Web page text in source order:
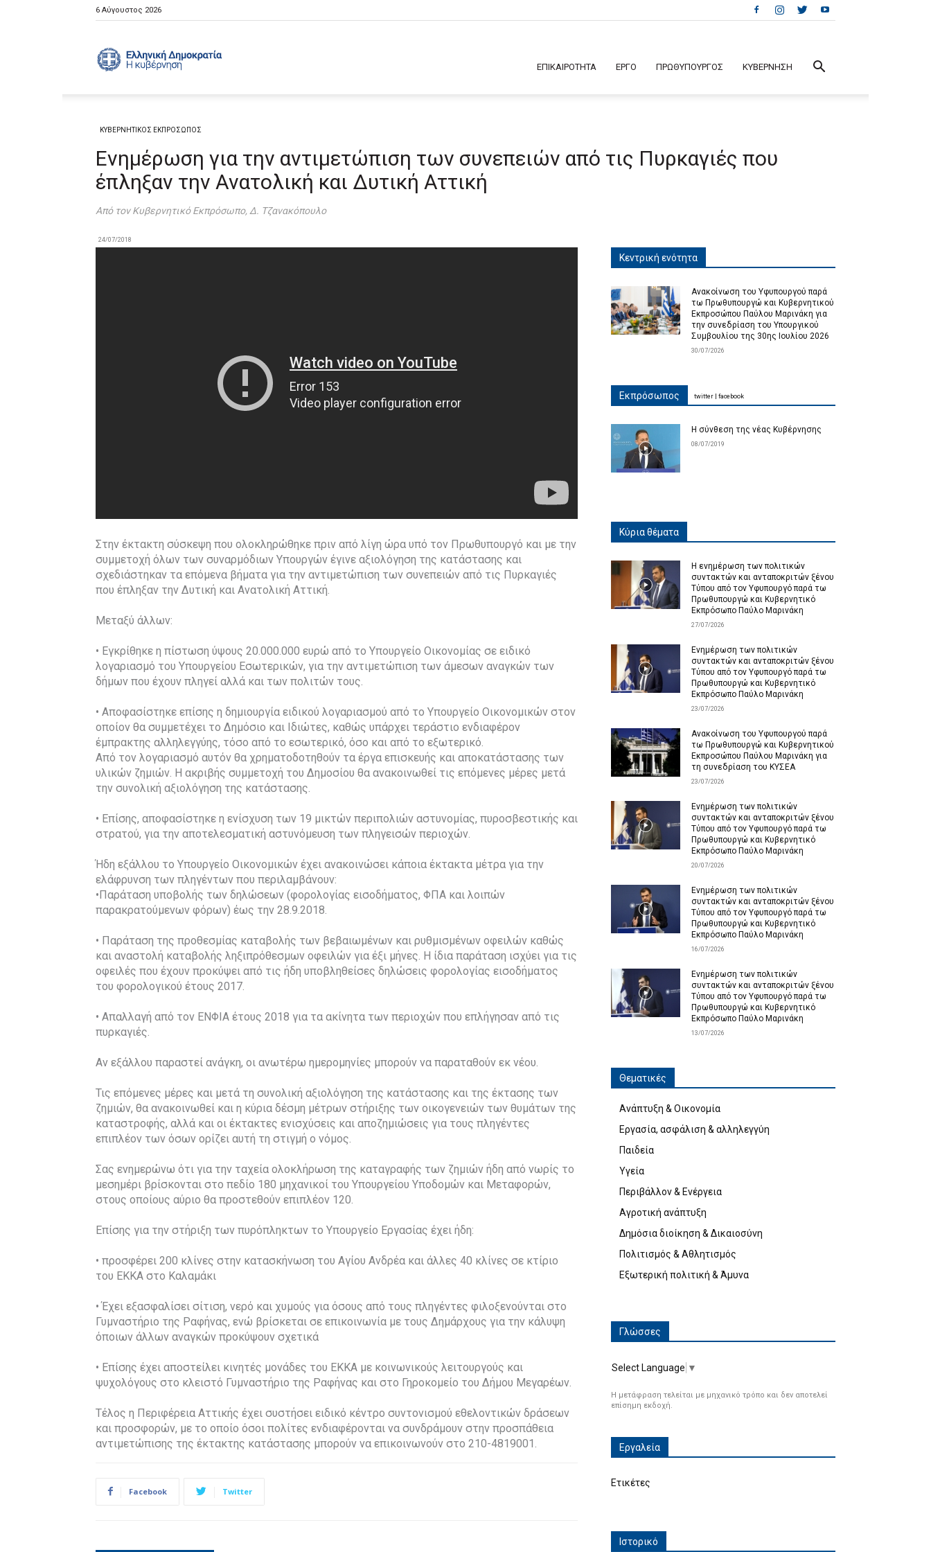
6 Αύγουστος 2026
ΕΠΙΚΑΙΡΟΤΗΤΑ ΕΡΓΟ ΠΡΩΘΥΠΟΥΡΓΟΣ ΚΥΒΕΡΝΗΣΗ
ΚΥΒΕΡΝΗΤΙΚΟΣ ΕΚΠΡΟΣΩΠΟΣ
Ενημέρωση για την αντιμετώπιση των συνεπειών από τις Πυρκαγιές που
έπληξαν την Ανατολική και Δυτική Αττική
Από τον Κυβερνητικό Εκπρόσωπο, Δ. Τζανακόπουλο
24/07/2018
Στην έκτακτη σύσκεψη που ολοκληρώθηκε πριν από λίγη ώρα υπό τον Πρωθυπουργό και με την
συμμετοχή όλων των συναρμόδιων Υπουργών έγινε αξιολόγηση της κατάστασης και
σχεδιάστηκαν τα επόμενα βήματα για την αντιμετώπιση των συνεπειών από τις Πυρκαγιές
που έπληξαν την Δυτική και Ανατολική Αττική.
Μεταξύ άλλων:
• Εγκρίθηκε η πίστωση ύψους 20.000.000 ευρώ από το Υπουργείο Οικονομίας σε ειδικό
λογαριασμό του Υπουργείου Εσωτερικών, για την αντιμετώπιση των άμεσων αναγκών των
δήμων που έχουν πληγεί αλλά και των πολιτών τους.
• Αποφασίστηκε επίσης η δημιουργία ειδικού λογαριασμού από το Υπουργείο Οικονομικών στον
οποίον θα συμμετέχει το Δημόσιο και Ιδιώτες, καθώς υπάρχει τεράστιο ενδιαφέρον
έμπρακτης αλληλεγγύης, τόσο από το εσωτερικό, όσο και από το εξωτερικό.
Από τον λογαριασμό αυτόν θα χρηματοδοτηθούν τα έργα επισκευής και αποκατάστασης των
υλικών ζημιών. Η ακριβής συμμετοχή του Δημοσίου θα ανακοινωθεί τις επόμενες μέρες μετά
την συνολική αξιολόγηση της κατάστασης.
• Επίσης, αποφασίστηκε η ενίσχυση των 19 μικτών περιπολιών αστυνομίας, πυροσβεστικής και
στρατού, για την αποτελεσματική αστυνόμευση των πληγεισών περιοχών.
Ήδη εξάλλου το Υπουργείο Οικονομικών έχει ανακοινώσει κάποια έκτακτα μέτρα για την
ελάφρυνση των πληγέντων που περιλαμβάνουν:
•Παράταση υποβολής των δηλώσεων (φορολογίας εισοδήματος, ΦΠΑ και λοιπών
παρακρατούμενων φόρων) έως την 28.9.2018.
• Παράταση της προθεσμίας καταβολής των βεβαιωμένων και ρυθμισμένων οφειλών καθώς
και αναστολή καταβολής ληξιπρόθεσμων οφειλών για έξι μήνες. Η ίδια παράταση ισχύει για τις
οφειλές που έχουν προκύψει από τις ήδη υποβληθείσες δηλώσεις φορολογίας εισοδήματος
του φορολογικού έτους 2017.
• Απαλλαγή από τον ΕΝΦΙΑ έτους 2018 για τα ακίνητα των περιοχών που επλήγησαν από τις
πυρκαγιές.
Αν εξάλλου παραστεί ανάγκη, οι ανωτέρω ημερομηνίες μπορούν να παραταθούν εκ νέου.
Τις επόμενες μέρες και μετά τη συνολική αξιολόγηση της κατάστασης και της έκτασης των
ζημιών, θα ανακοινωθεί και η κύρια δέσμη μέτρων στήριξης των οικογενειών των θυμάτων της
καταστροφής, αλλά και οι έκτακτες ενισχύσεις και αποζημιώσεις για τους πληγέντες
επιπλέον των όσων ορίζει αυτή τη στιγμή ο νόμος.
Σας ενημερώνω ότι για την ταχεία ολοκλήρωση της καταγραφής των ζημιών ήδη από νωρίς το
μεσημέρι βρίσκονται στο πεδίο 180 μηχανικοί του Υπουργείου Υποδομών και Μεταφορών,
στους οποίους αύριο θα προστεθούν επιπλέον 120.
Επίσης για την στήριξη των πυρόπληκτων το Υπουργείο Εργασίας έχει ήδη:
• προσφέρει 200 κλίνες στην κατασκήνωση του Αγίου Ανδρέα και άλλες 40 κλίνες σε κτίριο
του ΕΚΚΑ στο Καλαμάκι
• Έχει εξασφαλίσει σίτιση, νερό και χυμούς για όσους από τους πληγέντες φιλοξενούνται στο
Γυμναστήριο της Ραφήνας, ενώ βρίσκεται σε επικοινωνία με τους Δημάρχους για την κάλυψη
όποιων άλλων αναγκών προκύψουν σχετικά
• Επίσης έχει αποστείλει κινητές μονάδες του ΕΚΚΑ με κοινωνικούς λειτουργούς και
ψυχολόγους στο κλειστό Γυμναστήριο της Ραφήνας και στο Γηροκομείο του Δήμου Μεγαρέων.
Τέλος η Περιφέρεια Αττικής έχει συστήσει ειδικό κέντρο συντονισμού εθελοντικών δράσεων
και προσφορών, με το οποίο όσοι πολίτες ενδιαφέρονται να συνδράμουν στην προσπάθεια
αντιμετώπισης της έκτακτης κατάστασης μπορούν να επικοινωνούν στο 210-4819001.
Facebook Twitter
Κεντρική ενότητα
Ανακοίνωση του Υφυπουργού παρά
τω Πρωθυπουργώ και Κυβερνητικού
Εκπροσώπου Παύλου Μαρινάκη για
την συνεδρίαση του Υπουργικού
Συμβουλίου της 30ης Ιουλίου 2026
30/07/2026
Εκπρόσωπος
Η σύνθεση της νέας Κυβέρνησης
08/07/2019
twitter facebook
Κύρια θέματα
Η ενημέρωση των πολιτικών
συντακτών και ανταποκριτών ξένου
Τύπου από τον Υφυπουργό παρά τω
Πρωθυπουργώ και Κυβερνητικό
Εκπρόσωπο Παύλο Μαρινάκη
27/07/2026
Ενημέρωση των πολιτικών
συντακτών και ανταποκριτών ξένου
Τύπου από τον Υφυπουργό παρά τω
Πρωθυπουργώ και Κυβερνητικό
Εκπρόσωπο Παύλο Μαρινάκη
23/07/2026
Ανακοίνωση του Υφυπουργού παρά
τω Πρωθυπουργώ και Κυβερνητικού
Εκπροσώπου Παύλου Μαρινάκη για
τη συνεδρίαση του ΚΥΣΕΑ
23/07/2026
Ενημέρωση των πολιτικών
συντακτών και ανταποκριτών ξένου
Τύπου από τον Υφυπουργό παρά τω
Πρωθυπουργώ και Κυβερνητικό
Εκπρόσωπο Παύλο Μαρινάκη
20/07/2026
Ενημέρωση των πολιτικών
συντακτών και ανταποκριτών ξένου
Τύπου από τον Υφυπουργό παρά τω
Πρωθυπουργώ και Κυβερνητικό
Εκπρόσωπο Παύλο Μαρινάκη
16/07/2026
Ενημέρωση των πολιτικών
συντακτών και ανταποκριτών ξένου
Τύπου από τον Υφυπουργό παρά τω
Πρωθυπουργώ και Κυβερνητικό
Εκπρόσωπο Παύλο Μαρινάκη
13/07/2026
Θεματικές
Ανάπτυξη & Οικονομία
Εργασία, ασφάλιση & αλληλεγγύη
Παιδεία
Υγεία
Περιβάλλον & Ενέργεια
Αγροτική ανάπτυξη
Δημόσια διοίκηση & Δικαιοσύνη
Πολιτισμός & Αθλητισμός
Εξωτερική πολιτική & Άμυνα
Γλώσσες
Select Language ▼
Η μετάφραση τελείται με μηχανικό τρόπο και δεν αποτελεί
επίσημη εκδοχή.
Εργαλεία
Ετικέτες
Ιστορικό